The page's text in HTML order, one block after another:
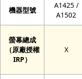
機器型號
A1425 /
A1502
螢幕總成
（原廠授權
IRP）
X